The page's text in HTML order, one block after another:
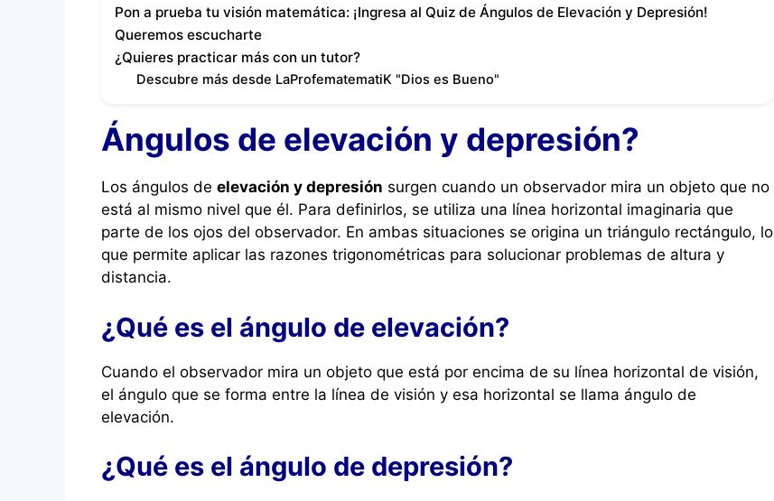
Pon a prueba tu visión matemática: ¡Ingresa al Quiz de Ángulos de Elevación y Depresión!
Queremos escucharte
¿Quieres practicar más con un tutor?
Descubre más desde LaProfematematiK "Dios es Bueno"
Ángulos de elevación y depresión?
Los ángulos de elevación y depresión surgen cuando un observador mira un objeto que no
está al mismo nivel que él. Para definirlos, se utiliza una línea horizontal imaginaria que
parte de los ojos del observador. En ambas situaciones se origina un triángulo rectángulo, lo
que permite aplicar las razones trigonométricas para solucionar problemas de altura y
distancia.
¿Qué es el ángulo de elevación?
Cuando el observador mira un objeto que está por encima de su línea horizontal de visión,
el ángulo que se forma entre la línea de visión y esa horizontal se llama ángulo de
elevación.
¿Qué es el ángulo de depresión?